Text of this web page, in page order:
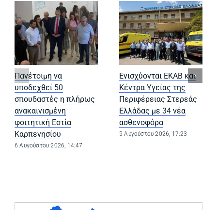
Πανέτοιμη να
υποδεχθεί 50
σπουδαστές η πλήρως
ανακαινισμένη
φοιτητική Εστία
Καρπενησίου
6 Αυγούστου 2026, 14:47
Ενισχύονται ΕΚΑΒ και
Κέντρα Υγείας της
Περιφέρειας Στερεάς
Ελλάδας με 34 νέα
ασθενοφόρα
5 Αυγούστου 2026, 17:23